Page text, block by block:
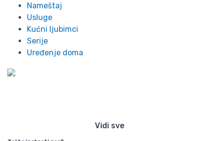
Nameštaj
Usluge
Kućni ljubimci
Serije
Uređenje doma
Vidi sve